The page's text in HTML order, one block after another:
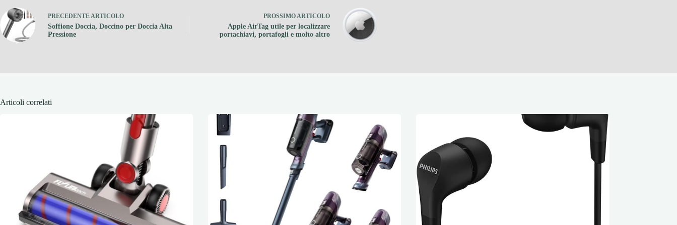
PRECEDENTEARTICOLO
Soffione Doccia, Doccino per Doccia Alta
Pressione
PROSSIMOARTICOLO
Apple AirTag utile per localizzare
portachiavi, portafogli e molto altro
Articoli correlati